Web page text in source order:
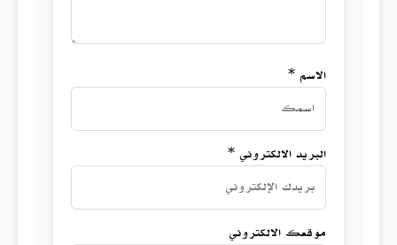
الاسم *
البريد الالكتروني *
موقعك الالكتروني